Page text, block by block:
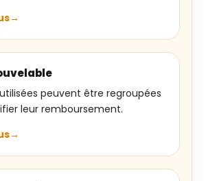
peuvent être regroupées
leur remboursement.